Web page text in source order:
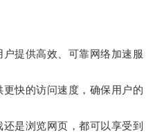
提供高效、可靠网络加速服
快的访问速度，确保用户的
是浏览网页，都可以享受到